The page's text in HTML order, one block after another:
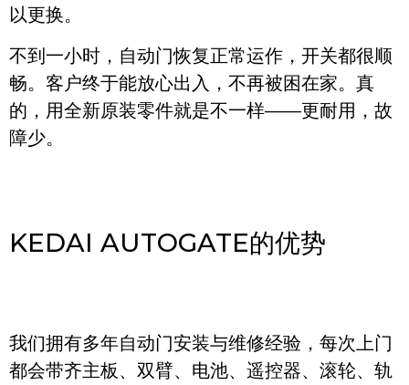
以更换。
不到一小时，自动门恢复正常运作，开关都很顺
畅。客户终于能放心出入，不再被困在家。真
的，用全新原装零件就是不一样——更耐用，故
障少。
KEDAI AUTOGATE的优势
我们拥有多年自动门安装与维修经验，每次上门
都会带齐主板、双臂、电池、遥控器、滚轮、轨